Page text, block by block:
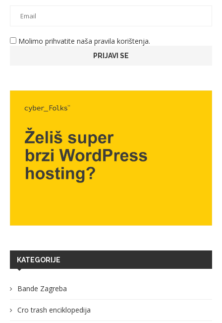
Molimo prihvatite naša pravila korištenja.
KATEGORIJE
Bande Zagreba
Cro trash enciklopedija